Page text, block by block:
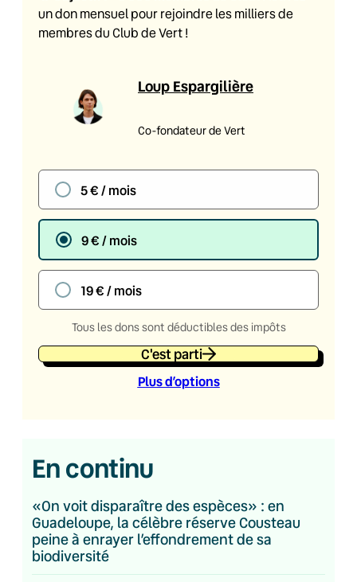
un don mensuel pour rejoindre les milliers de
membres du Club de Vert !
Loup Espargilière
Co-fondateur de Vert
5 € / mois
9 € / mois
19 € / mois
Tous les dons sont déductibles des impôts
C'est parti
Plus d’options
En continu
«On voit disparaître des espèces» : en
Guadeloupe, la célèbre réserve Cousteau
peine à enrayer l’effondrement de sa
biodiversité